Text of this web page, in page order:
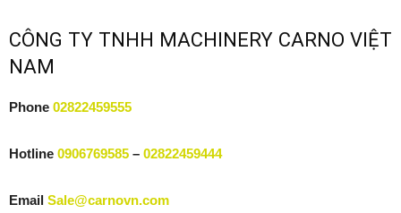
CÔNG TY TNHH MACHINERY CARNO VIỆT
NAM
Phone 02822459555
Hotline 0906769585 – 02822459444
Email Sale@carnovn.com